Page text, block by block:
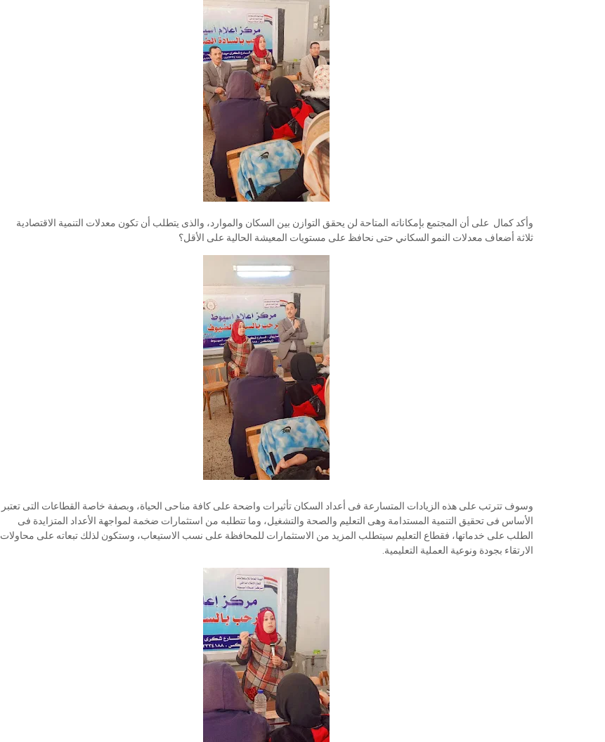
وأكد كمال على أن المجتمع بإمكاناته المتاحة لن يحقق التوازن بين السكان والموارد، والذى يتطلب أن تكون معدلات التنمية الاقتصادية
ثلاثة أضعاف معدلات النمو السكاني حتى نحافظ على مستويات المعيشة الحالية على الأقل؟
وسوف تترتب على هذه الزيادات المتسارعة فى أعداد السكان تأثيرات واضحة على كافة مناحى الحياة، وبصفة خاصة القطاعات التى تعتبر
الأساس فى تحقيق التنمية المستدامة وهى التعليم والصحة والتشغيل، وما تتطلبه من استثمارات ضخمة لمواجهة الأعداد المتزايدة فى
الطلب على خدماتها، فقطاع التعليم سيتطلب المزيد من الاستثمارات للمحافظة على نسب الاستيعاب، وستكون لذلك تبعاته على محاولات
الارتقاء بجودة ونوعية العملية التعليمية.